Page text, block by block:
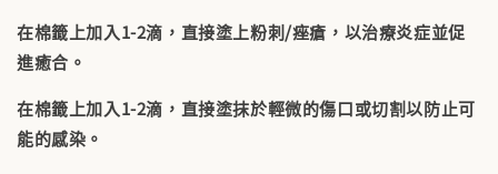
在棉籤上加入1-2滴，直接塗上粉刺/痤瘡，以治療炎症並促
進癒合。
在棉籤上加入1-2滴，直接塗抹於輕微的傷口或切割以防止可
能的感染。